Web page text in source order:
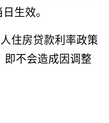
生效。
住房贷款利率政策
即不会造成因调整